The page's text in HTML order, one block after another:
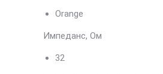
Orange
Импеданс, Ом
32